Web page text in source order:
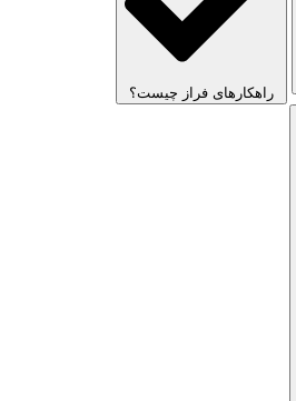
راهکارهای فراز چیست؟